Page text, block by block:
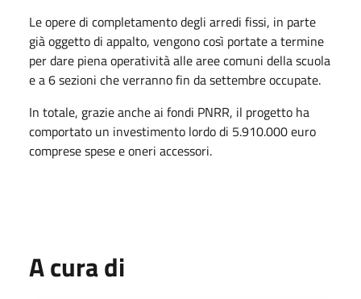
Le opere di completamento degli arredi fissi, in parte
già oggetto di appalto, vengono così portate a termine
per dare piena operatività alle aree comuni della scuola
e a 6 sezioni che verranno fin da settembre occupate.
In totale, grazie anche ai fondi PNRR, il progetto ha
comportato un investimento lordo di 5.910.000 euro
comprese spese e oneri accessori.
A cura di